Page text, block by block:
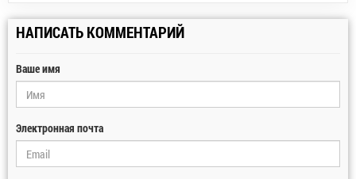
НАПИСАТЬ КОММЕНТАРИЙ
Ваше имя
Электронная почта